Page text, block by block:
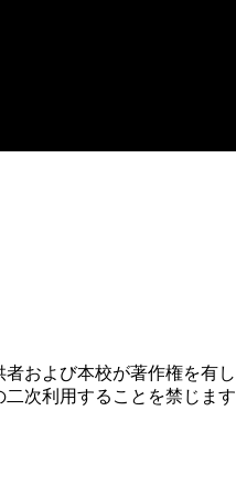
および本校が著作権を有し
次利用することを禁じます